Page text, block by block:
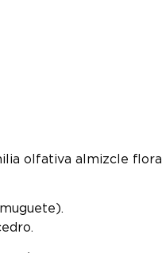
olfativa almizcle